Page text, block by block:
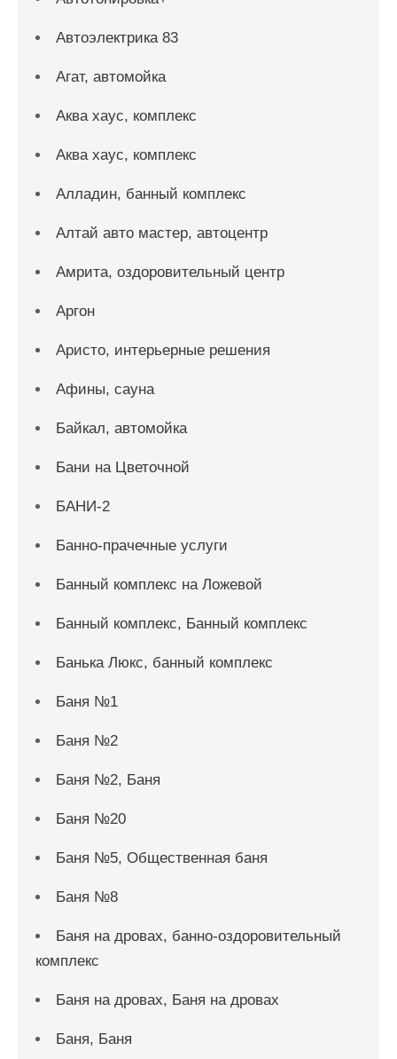
Автоэлектрика 83
Агат, автомойка
Аква хаус, комплекс
Аква хаус, комплекс
Алладин, банный комплекс
Алтай авто мастер, автоцентр
Амрита, оздоровительный центр
Аргон
Аристо, интерьерные решения
Афины, сауна
Байкал, автомойка
Бани на Цветочной
БАНИ-2
Банно-прачечные услуги
Банный комплекс на Ложевой
Банный комплекс, Банный комплекс
Банька Люкс, банный комплекс
Баня №1
Баня №2
Баня №2, Баня
Баня №20
Баня №5, Общественная баня
Баня №8
Баня на дровах, банно-оздоровительный
комплекс
Баня на дровах, Баня на дровах
Баня, Баня